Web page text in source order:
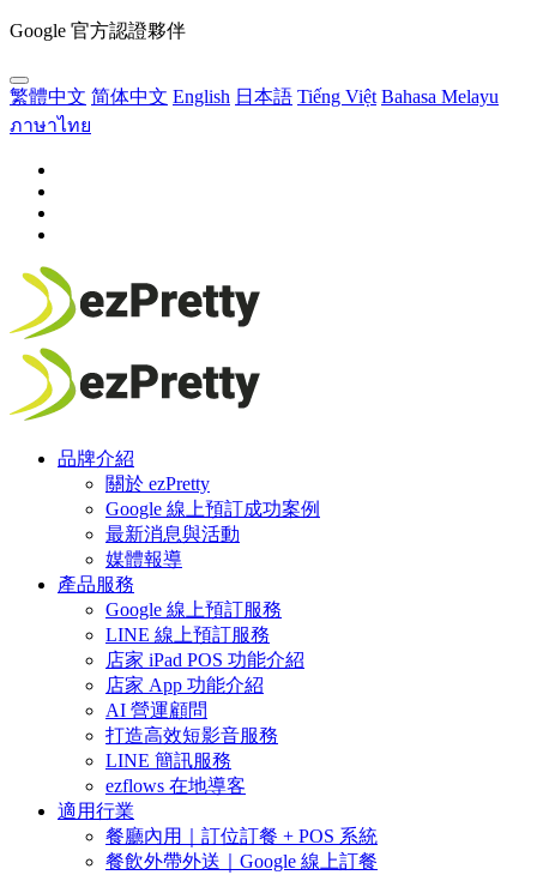
Google 官方認證夥伴
繁體中文 简体中文 English 日本語 Tiếng Việt Bahasa Melayu
ภาษาไทย
品牌介紹
關於 ezPretty
Google 線上預訂成功案例
最新消息與活動
媒體報導
產品服務
Google 線上預訂服務
LINE 線上預訂服務
店家 iPad POS 功能介紹
店家 App 功能介紹
AI 營運顧問
打造高效短影音服務
LINE 簡訊服務
ezflows 在地導客
適用行業
餐廳內用｜訂位訂餐 + POS 系統
餐飲外帶外送｜Google 線上訂餐